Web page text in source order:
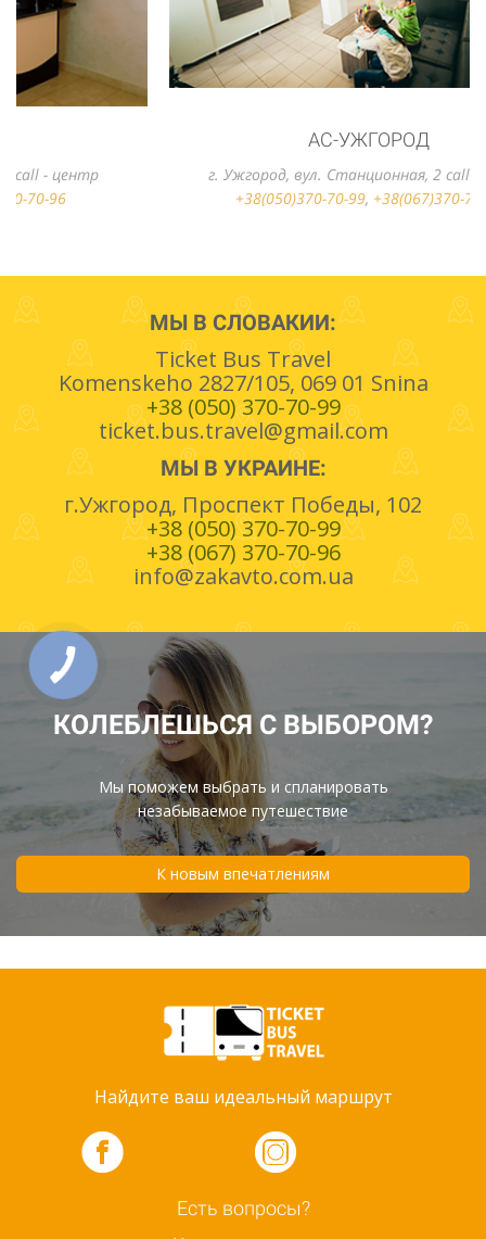
г. Ужгород, вул. Станционная, 2 call - центр
+38(050)370-70-99,+38(067)370-70-96
МЫ В СЛОВАКИИ:
Ticket Bus Travel
Komenskeho 2827/105, 069 01 Snina
+38 (050) 370-70-99
ticket.bus.travel@gmail.com
МЫ В УКРАИНЕ:
г.Ужгород, Проспект Победы, 102
+38 (050) 370-70-99
+38 (067) 370-70-96
info@zakavto.com.ua
КОЛЕБЛЕШЬСЯ С ВЫБОРОМ?
Мы поможем выбрать и спланировать
незабываемое путешествие
К новым впечатлениям
Найдите ваш идеальный маршрут
Есть вопросы?